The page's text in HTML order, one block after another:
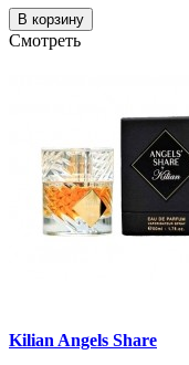
В корзину
Смотреть
Kilian Angels Share